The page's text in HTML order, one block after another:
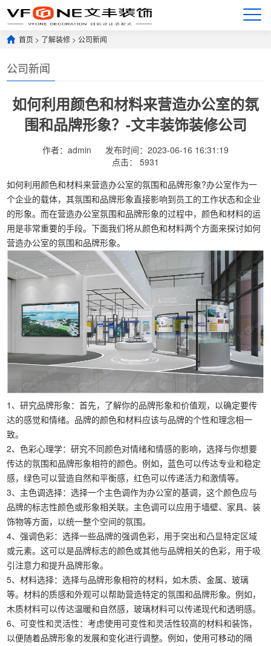
首页 > 了解装修 >公司新闻
公司新闻
如何利用颜色和材料来营造办公室的氛
围和品牌形象？-文丰装饰装修公司
作者：admin
发布时间：2023-06-16 16:31:19
点击： 5931
如何利用颜色和材料来营造办公室的氛围和品牌形象?办公室作为一
个企业的载体，其氛围和品牌形象直接影响到员工的工作状态和企业
的形象。而在营造办公室氛围和品牌形象的过程中，颜色和材料的运
用是非常重要的手段。下面我们将从颜色和材料两个方面来探讨如何
营造办公室的氛围和品牌形象。
1、研究品牌形象：首先，了解你的品牌形象和价值观，以确定要传
达的感觉和情绪。品牌的颜色和材料应该与品牌的个性和理念相一
致。
2、色彩心理学：研究不同颜色对情绪和情感的影响，选择与你想要
传达的氛围和品牌形象相符的颜色。例如，蓝色可以传达专业和稳定
感，绿色可以营造自然和平衡感，红色可以传递活力和激情等。
3、主色调选择：选择一个主色调作为办公室的基调，这个颜色应与
品牌的标志性颜色或形象相关联。主色调可以应用于墙壁、家具、装
饰物等方面，以统一整个空间的氛围。
4、强调色彩：选择一些品牌的强调色彩，用于突出和凸显特定区域
或元素。这可以是品牌标志的颜色或其他与品牌相关的色彩，用于吸
引注意力和提升品牌形象。
5、材料选择：选择与品牌形象相符的材料，如木质、金属、玻璃
等。材料的质感和外观可以帮助营造特定的氛围和品牌形象。例如，
木质材料可以传达温暖和自然感，玻璃材料可以传递现代和透明感。
6、可变性和灵活性：考虑使用可变性和灵活性较高的材料和装饰，
以便随着品牌形象的发展和变化进行调整。例如，使用可移动的隔